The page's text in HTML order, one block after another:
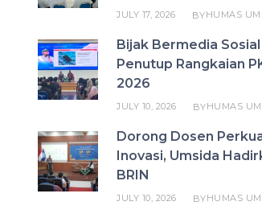
JULY 17, 2026 BYHUMAS
Bijak Bermedia
Penutup Rangkaian
2026
JULY 10, 2026 BYHUMAS
Dorong Dosen
Inovasi, Umsida
BRIN
JULY 10, 2026 BYHUMAS